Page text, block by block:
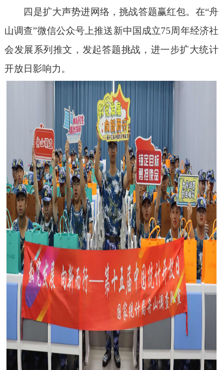
四是扩大声势进网络，挑战答题赢红包。在“舟
山调查”微信公众号上推送新中国成立75周年经济社
会发展系列推文，发起答题挑战，进一步扩大统计
开放日影响力。